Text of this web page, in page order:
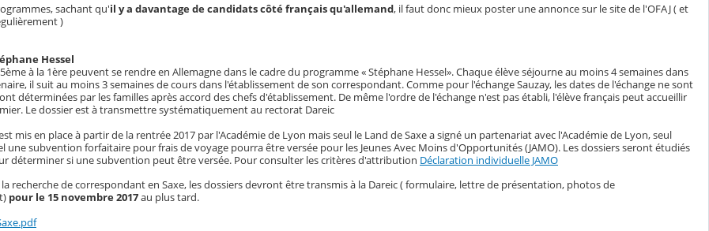
sachant qu'il y a davantage de candidats côté français qu'allemand, il faut donc mieux poster une annonce sur le site de l'OFAJ ( et
)
Hessel
à la 1ère peuvent se rendre en Allemagne dans le cadre du programme « Stéphane Hessel». Chaque élève séjourne au moins 4 semaines dans
il suit au moins 3 semaines de cours dans l'établissement de son correspondant. Comme pour l'échange Sauzay, les dates de l'échange ne sont
déterminées par les familles après accord des chefs d'établissement. De même l'ordre de l'échange n'est pas établi, l'élève français peut accueillir
Le dossier est à transmettre systématiquement au rectorat Dareic
mis en place à partir de la rentrée 2017 par l'Académie de Lyon mais seul le Land de Saxe a signé un partenariat avec l'Académie de Lyon, seul
une subvention forfaitaire pour frais de voyage pourra être versée pour les Jeunes Avec Moins d'Opportunités (JAMO). Les dossiers seront étudiés
déterminer si une subvention peut être versée. Pour consulter les critères d'attribution Déclaration individuelle JAMO
recherche de correspondant en Saxe, les dossiers devront être transmis à la Dareic ( formulaire, lettre de présentation, photos de
pour le 15 novembre 2017au plus tard.